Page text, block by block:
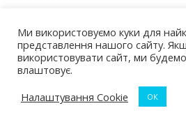
Авторские права © 2026 Чарджбек
от
Ми використовуємо куки для
представлення нашого сайту.
використовувати сайт, ми
влаштовує.
Налаштування Cookie
ОК